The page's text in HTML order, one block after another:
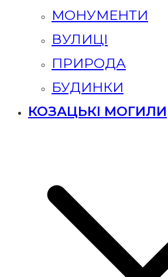
МОНУМЕНТИ
ВУЛИЦІ
ПРИРОДА
БУДИНКИ
КОЗАЦЬКІ МОГИЛИ